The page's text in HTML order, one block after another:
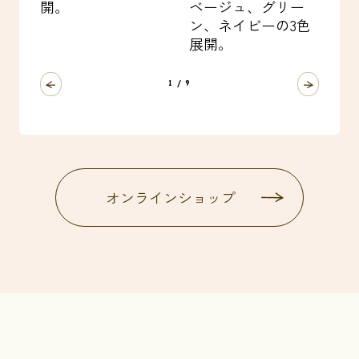
開。
ベージュ、グリー
ン、ネイビーの3色
展開。
1 / 9
オンラインショップ